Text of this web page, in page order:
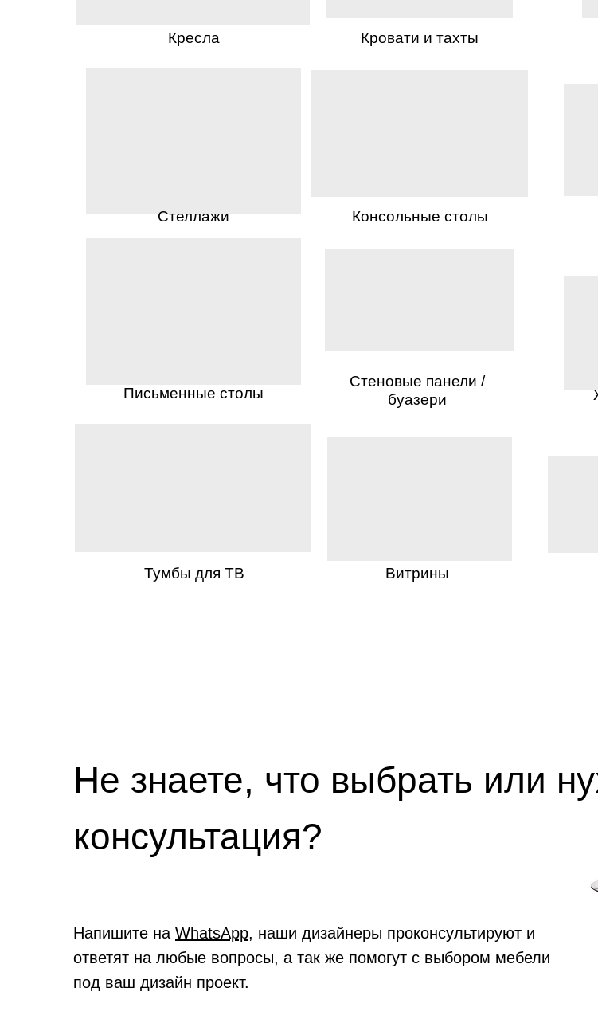
Стеллажи
Кровати и тахты
Кресла
Консольные столы
Витрины
Тумбы для ТВ
Стеновые панели /
буазери
Письменные столы
Напишите на WhatsApp, наши дизайнеры проконсультируют и
ответят на любые вопросы, а так же помогут с выбором мебели
под ваш дизайн проект.
Не знаете, что выбрать или
консультация?